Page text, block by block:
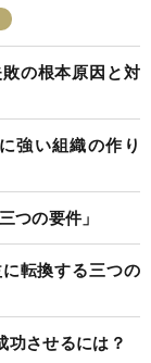
の根本原因と対
強い組織の作り
つの要件」
転換する三つの
功させるには？